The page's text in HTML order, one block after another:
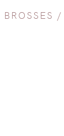
BROSSES